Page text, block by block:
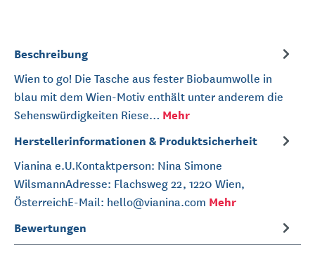
Beschreibung
Wien to go! Die Tasche aus fester Biobaumwolle in
blau mit dem Wien-Motiv enthält unter anderem die
Sehenswürdigkeiten Riese… Mehr
Herstellerinformationen & Produktsicherheit
Vianina e.U.Kontaktperson: Nina Simone
WilsmannAdresse: Flachsweg 22, 1220 Wien,
ÖsterreichE-Mail: hello@vianina.com Mehr
Bewertungen